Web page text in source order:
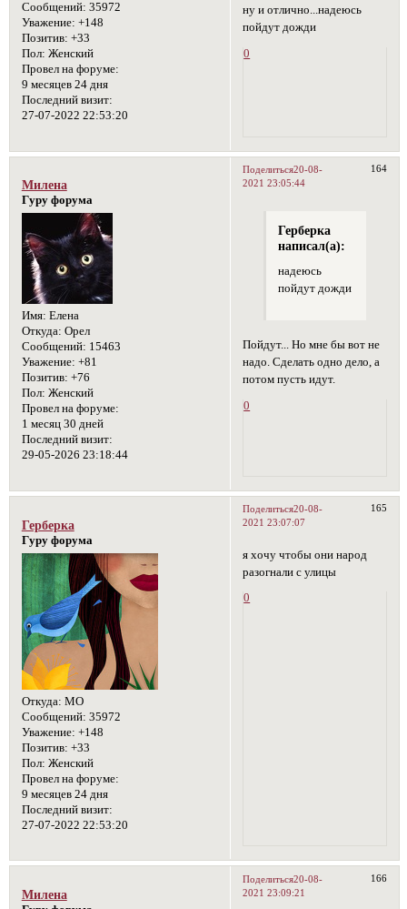
Сообщений: 35972
Уважение: +148
Позитив: +33
Пол: Женский
Провел на форуме:
9 месяцев 24 дня
Последний визит:
27-07-2022 22:53:20
ну и отлично...надеюсь
пойдут дожди
0
Поделиться 164
20-08-
2021 23:05:44
Милена
Гуру форума
Имя: Елена
Откуда: Орел
Сообщений: 15463
Уважение: +81
Позитив: +76
Пол: Женский
Провел на форуме:
1 месяц 30 дней
Последний визит:
29-05-2026 23:18:44
Герберка
написал(а):
надеюсь
пойдут дожди
Пойдут... Но мне бы вот не
надо. Сделать одно дело, а
потом пусть идут.
0
Поделиться 165
20-08-
2021 23:07:07
Герберка
Гуру форума
Откуда: МО
Сообщений: 35972
Уважение: +148
Позитив: +33
Пол: Женский
Провел на форуме:
9 месяцев 24 дня
Последний визит:
27-07-2022 22:53:20
я хочу чтобы они народ
разогнали с улицы
0
Поделиться 166
20-08-
2021 23:09:21
Милена